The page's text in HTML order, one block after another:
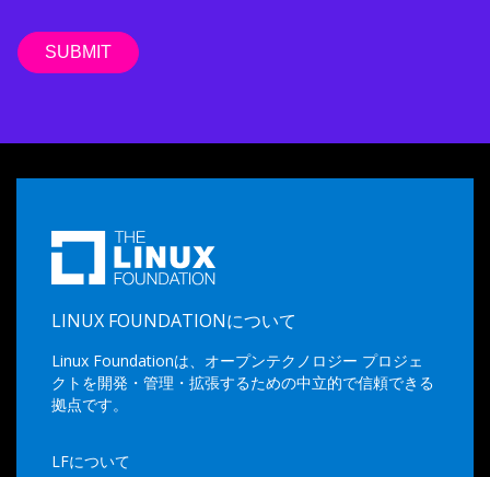
LINUX FOUNDATIONについて
Linux Foundationは、オープンテクノロジー プロジェ
クトを開発・管理・拡張するための中立的で信頼できる
拠点です。
LFについて